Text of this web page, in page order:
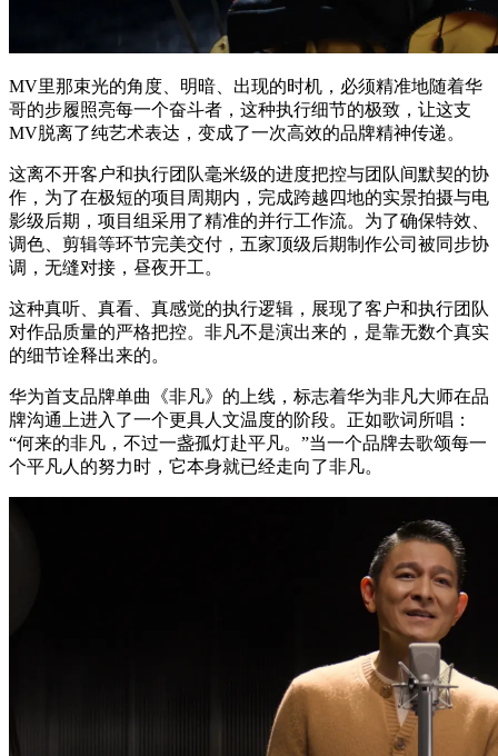
MV里那束光的角度、明暗、出现的时机，必须精准地随着华
哥的步履照亮每一个奋斗者，这种执行细节的极致，让这支
MV脱离了纯艺术表达，变成了一次高效的品牌精神传递。
这离不开客户和执行团队毫米级的进度把控与团队间默契的协
作，为了在极短的项目周期内，完成跨越四地的实景拍摄与电
影级后期，项目组采用了精准的并行工作流。为了确保特效、
调色、剪辑等环节完美交付，五家顶级后期制作公司被同步协
调，无缝对接，昼夜开工。
这种真听、真看、真感觉的执行逻辑，展现了客户和执行团队
对作品质量的严格把控。非凡不是演出来的，是靠无数个真实
的细节诠释出来的。
华为首支品牌单曲《非凡》的上线，标志着华为非凡大师在品
牌沟通上进入了一个更具人文温度的阶段。正如歌词所唱：
“何来的非凡，不过一盏孤灯赴平凡。”当一个品牌去歌颂每一
个平凡人的努力时，它本身就已经走向了非凡。